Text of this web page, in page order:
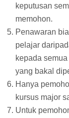
keputusan
memohon.
Penawaran
pelajar
kepada
yang bakal
Hanya
kursus major
Untuk